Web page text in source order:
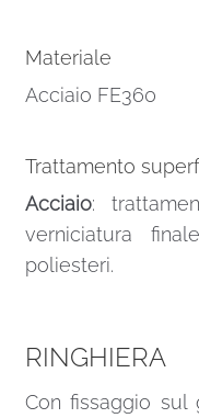
Materiale
Acciaio FE360
Trattamento
Acciaio:
verniciatura
poliesteri.
RINGHIERA
Con fissaggio sul